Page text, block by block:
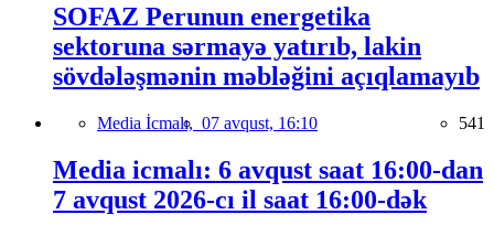
SOFAZ Perunun energetika
sektoruna sərmayə yatırıb, lakin
sövdələşmənin məbləğini açıqlamayıb
Media İcmalı, 07 avqust, 16:10 541
Media icmalı: 6 avqust saat 16:00-dan
7 avqust 2026-cı il saat 16:00-dək